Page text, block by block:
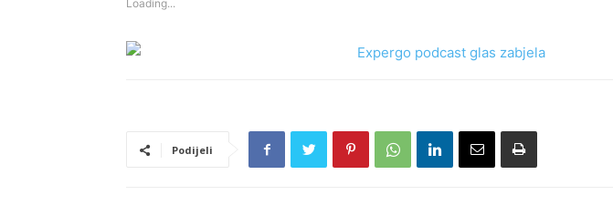
window)
Loading...
Podijeli